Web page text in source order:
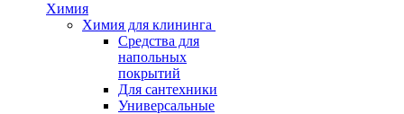
Химия
Химия для клининга
Средства для
напольных
покрытий
Для сантехники
Универсальные